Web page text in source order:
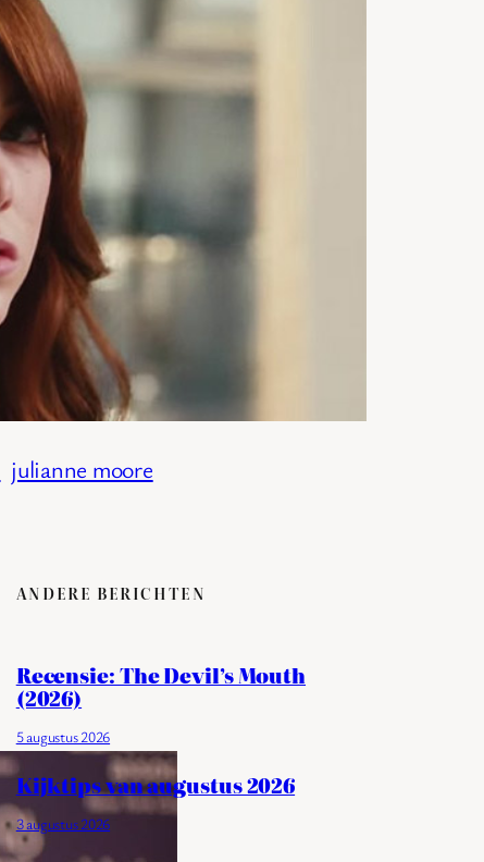
julianne moore
ANDERE BERICHTEN
Recensie: The Devil’s Mouth
(2026)
5 augustus 2026
Kijktips van augustus 2026
3 augustus 2026